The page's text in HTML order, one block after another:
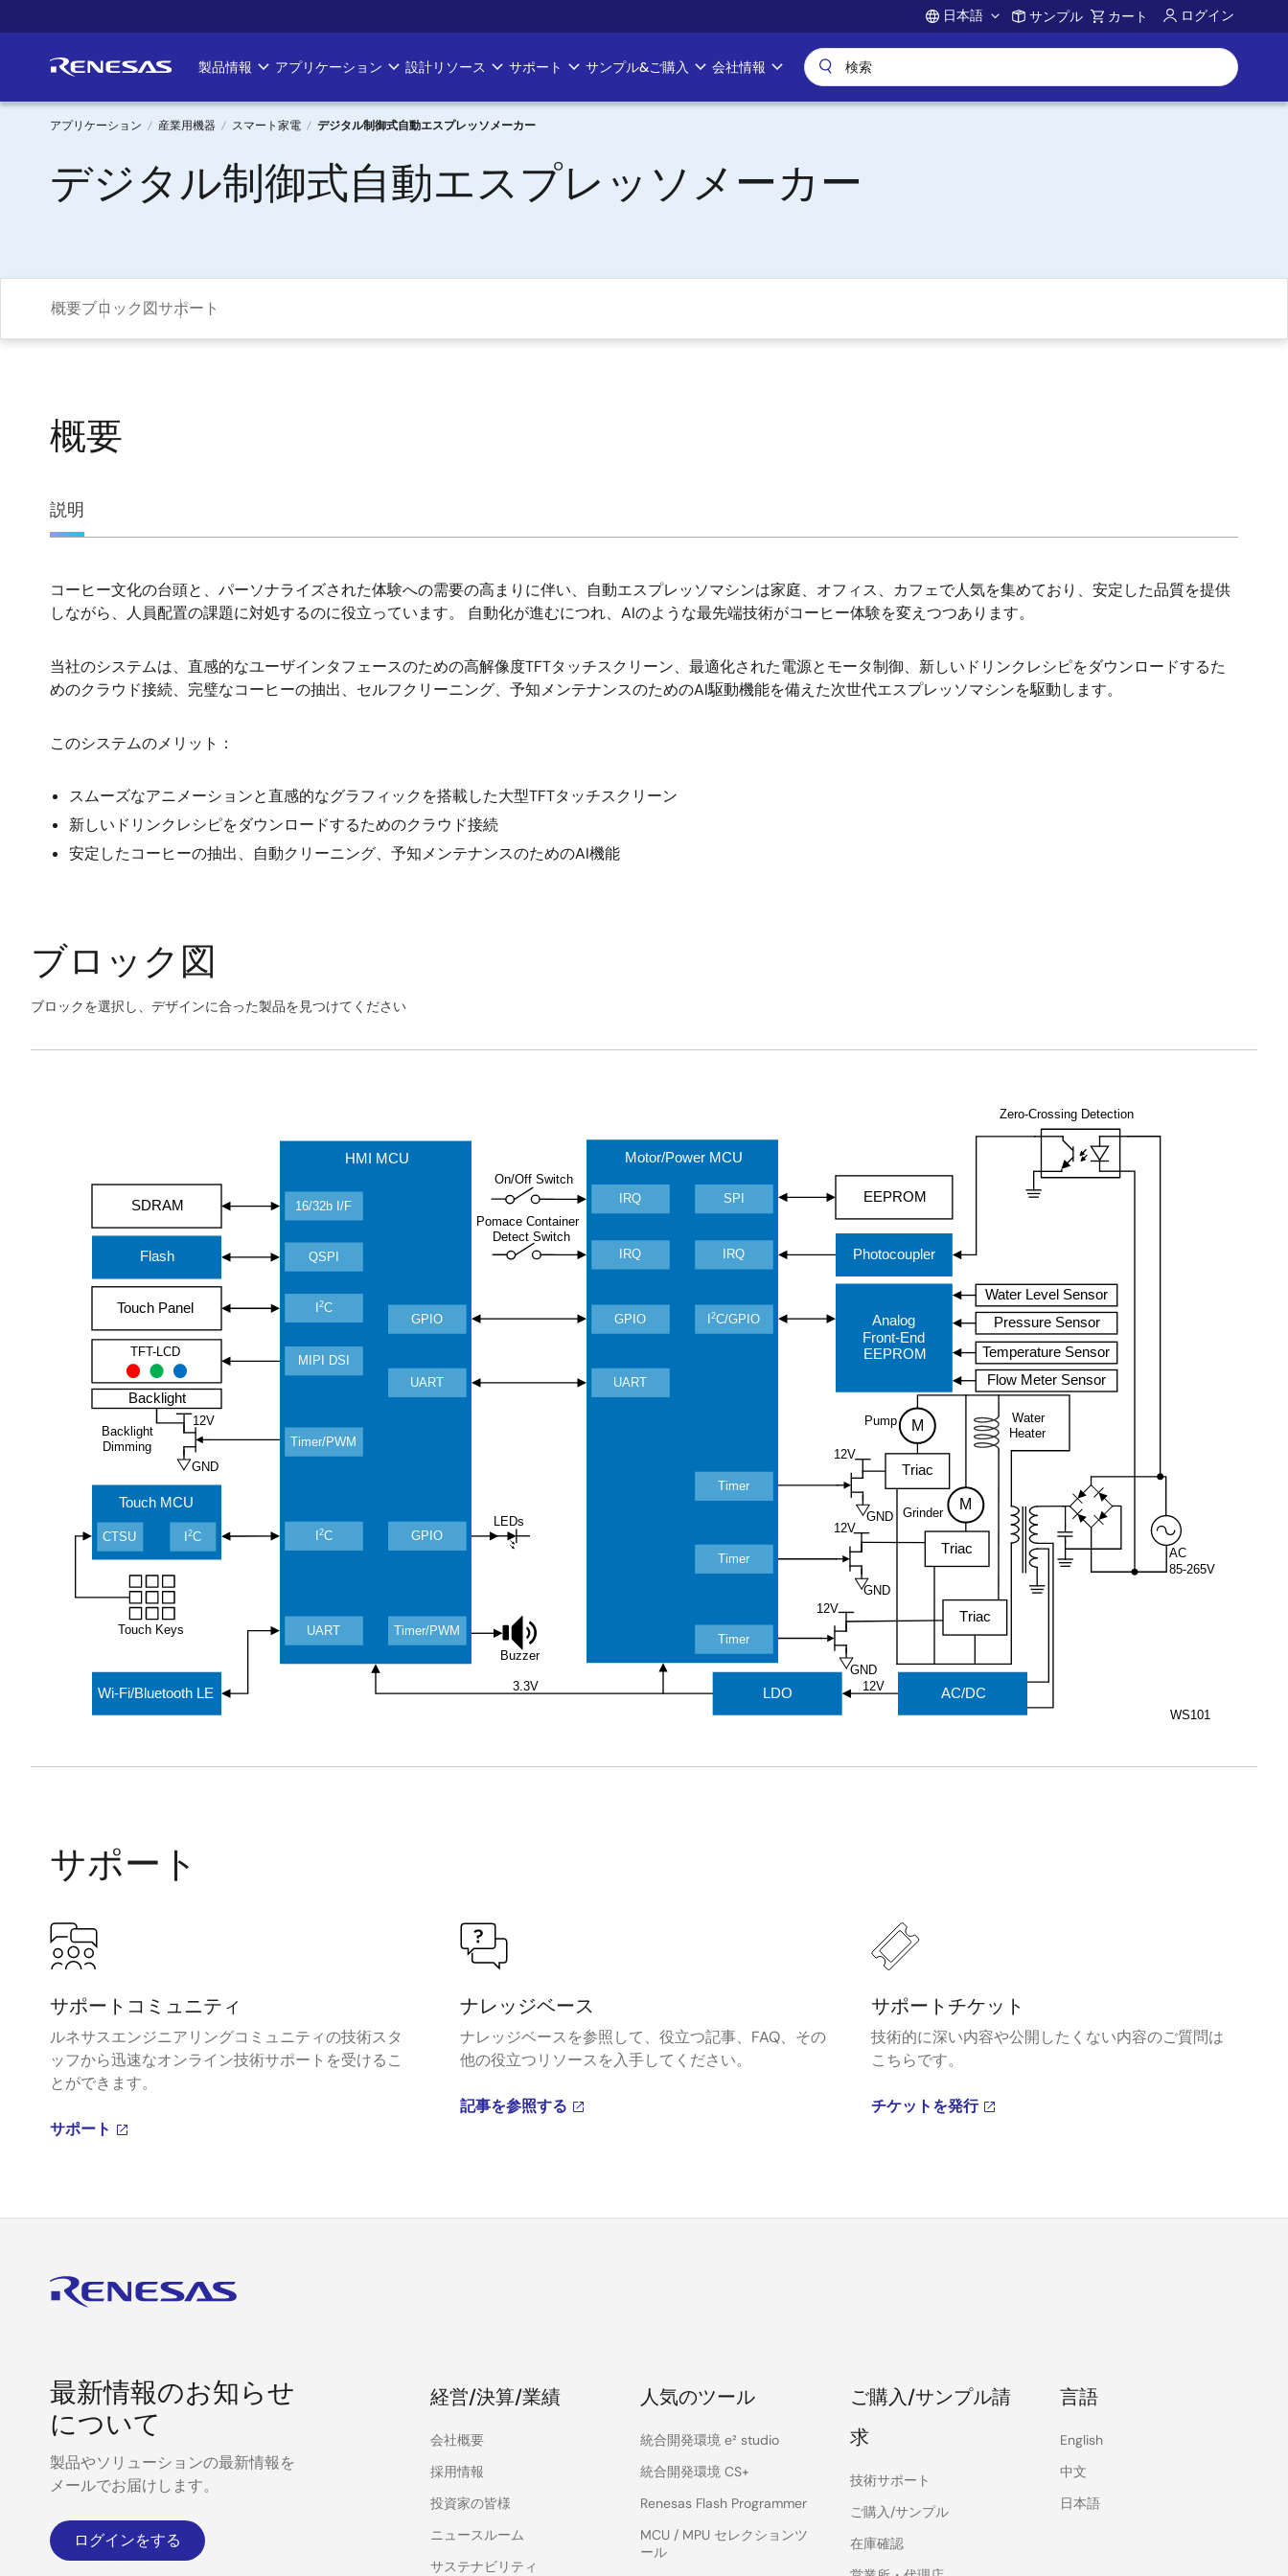
イ
ン
Account
日本語 サンプル カート ログイン
Main
navigation
製品情報 アプリケーション 設計リソース サポート サンプル&ご購入 会社情報
パ
ン
ず
アプリケーション 産業用機器 スマート家電 デジタル制御式自動エスプレッソメーカー
デジタル制御式自動エスプレッソメーカー
概要ブロック図サポート
概要
概
説明
説
コーヒー文化の台頭と、パーソナライズされた体験への需要の高まりに伴い、自動エスプレッソマシンは家庭、オフィス、カフェで人気を集めており、安定した品質を提供
しながら、人員配置の課題に対処するのに役立っています。 自動化が進むにつれ、AIのような最先端技術がコーヒー体験を変えつつあります。
当社のシステムは、直感的なユーザインタフェースのための高解像度TFTタッチスクリーン、最適化された電源とモータ制御、新しいドリンクレシピをダウンロードするた
めのクラウド接続、完璧なコーヒーの抽出、セルフクリーニング、予知メンテナンスのためのAI駆動機能を備えた次世代エスプレッソマシンを駆動します。
このシステムのメリット：
スムーズなアニメーションと直感的なグラフィックを搭載した大型TFTタッチスクリーン
新しいドリンクレシピをダウンロードするためのクラウド接続
安定したコーヒーの抽出、自動クリーニング、予知メンテナンスのためのAI機能
ブロック図
ブロックを選択し、デザインに合った製品を見つけてください
interactive
LEDs
WS101
SDRAM
Flash
Touch Panel
TFT-LCD
Backlight
GND
12V
Backlight
Dimming
Wi-Fi/Bluetooth LE
Touch Keys
On/Off Switch
PomaceContainer
Detect Switch
Buzzer
EEPROM
Zero-Crossing Detection
Water Level Sensor
Pressure Sensor
Temperature Sensor
Flow Meter Sensor
AC
85-265V
3.3V
12V
M
GND
12V
GND
M
Pump
12V
GND
Grinder
Water
Heater
12V
Photocoupler
Analog
Front-End
EEPROM
LDO AC/DC
Triac
Triac
Triac
Touch MCU
CTSU I2C
Motor/Power MCU
IRQ
IRQ
GPIO
UART
SPI
IRQ
I2C/GPIO
Timer
Timer
Timer
HMI MCU
16/32b I/F
QSPI
2C
MIPI DSI
Timer/PWM
I2C
UART
GPIO
UART
GPIO
Timer/PWM
サポート
サポートコミュニティ
ルネサスエンジニアリングコミュニティの技術スタ
ッフから迅速なオンライン技術サポートを受けるこ
とができます。
サポート
ナレッジベース
ナレッジベースを参照して、役立つ記事、FAQ、その
他の役立つリソースを入手してください。
記事を参照する
サポートチケット
技術的に深い内容や公開したくない内容のご質問は
こちらです。
チケットを発行
最新情報のお知らせ
について
製品やソリューションの最新情報を
メールでお届けします。
ログインをする
経営/決算/業績
会社概要
採用情報
投資家の皆様
ニュースルーム
サステナビリティ
人気のツール
統合開発環境 e² studio
統合開発環境 CS+
Renesas Flash Programmer
MCU / MPU セレクションツ
ール
ご購入/サンプル請
求
技術サポート
ご購入/サンプル
在庫確認
言語
English
中文
日本語